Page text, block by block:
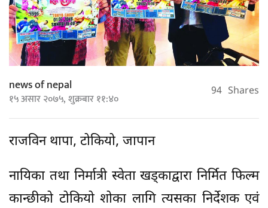
news of nepal
१५ असार २०७५, शुक्रबार ११:४० 94 Shares
राजविन थापा, टोकियो, जापान
नायिका तथा निर्मात्री स्वेता खड्काद्वारा निर्मित फिल्म
कान्छीको टोकियो शोका लागि त्यसका निर्देशक एवं